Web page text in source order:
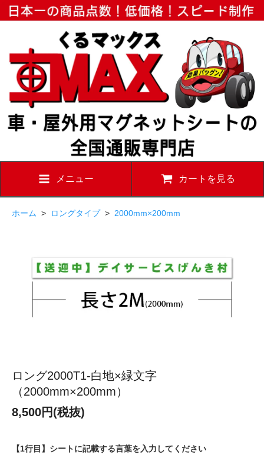
メニュー カートを見る
ホーム > ロングタイプ> 2000mm×200mm
ロング2000T1-白地×緑文字
（2000mm×200mm）
8,500円(税抜)
【1行目】シートに記載する言葉を入力してください